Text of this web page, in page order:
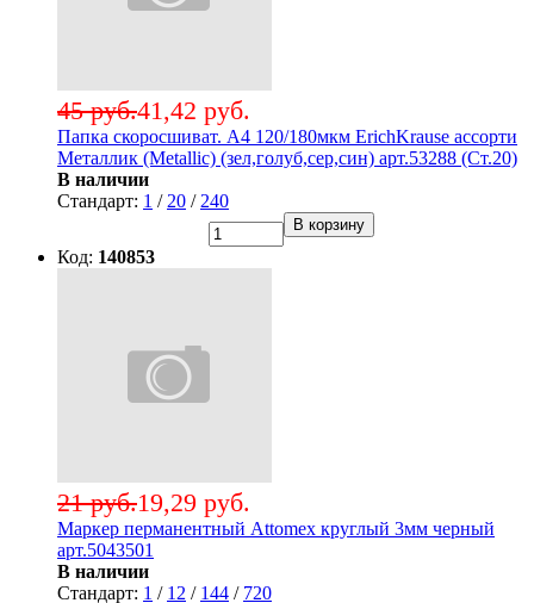
41,42 руб.
45 руб.
Папка скоросшиват. А4 120/180мкм ErichKrause ассорти
Металлик (Metallic) (зел,голуб,сер,син) арт.53288 (Ст.20)
В наличии
Стандарт: 1 / 20 / 240
В корзину
Код: 140853
19,29 руб.
21 руб.
Маркер перманентный Attomex круглый 3мм черный
арт.5043501
В наличии
Стандарт: 1 / 12 / 144 / 720